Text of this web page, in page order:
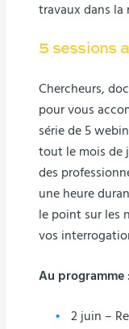
travaux dans la
5 sessions
Chercheurs,
pour vous
série de 5
tout le mois de
des
une heure
le point sur les
vos
Au programme
2 juin –